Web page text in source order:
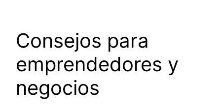
Consejos para
emprendedores y
negocios